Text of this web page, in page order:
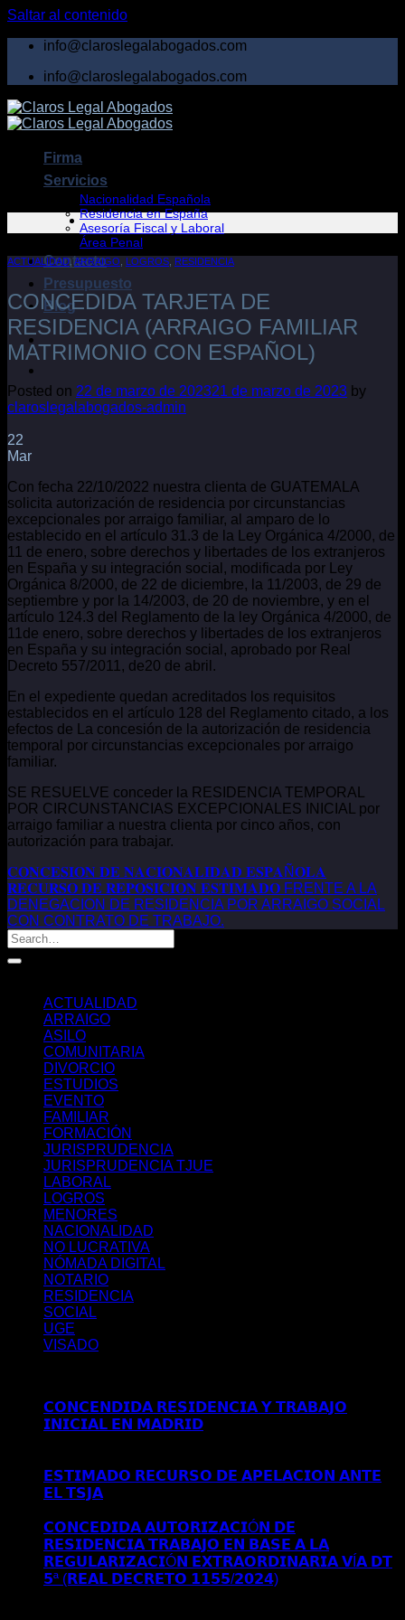
Saltar al contenido
info@claroslegalabogados.com
info@claroslegalabogados.com
Firma
Servicios
Nacionalidad Española
Residencia en España
Asesoría Fiscal y Laboral
Área Penal
Contacto
Presupuesto
Blog
ACTUALIDAD,ARRAIGO LOGROS RESIDENCIA
CONCEDIDA TARJETA DE
RESIDENCIA (ARRAIGO FAMILIAR
MATRIMONIO CON ESPAÑOL)
Posted on 22 de marzo de 202321 de marzo de 2023 by
claroslegalabogados-admin
22
Mar
Con fecha 22/10/2022 nuestra clienta de GUATEMALA
solicita autorización de residencia por circunstancias
excepcionales por arraigo familiar, al amparo de lo
establecido en el artículo 31.3 de la Ley Orgánica 4/2000, de
11 de enero, sobre derechos y libertades de los extranjeros
en España y su integración social, modificada por Ley
Orgánica 8/2000, de 22 de diciembre, la 11/2003, de 29 de
septiembre y por la 14/2003, de 20 de noviembre, y en el
artículo 124.3 del Reglamento de la ley Orgánica 4/2000, de
11de enero, sobre derechos y libertades de los extranjeros
en España y su integración social, aprobado por Real
Decreto 557/2011, de20 de abril.
En el expediente quedan acreditados los requisitos
establecidos en el artículo 128 del Reglamento citado, a los
efectos de La concesión de la autorización de residencia
temporal por circunstancias excepcionales por arraigo
familiar.
SE RESUELVE conceder la RESIDENCIA TEMPORAL
POR CIRCUNSTANCIAS EXCEPCIONALES INICIAL por
arraigo familiar a nuestra clienta por cinco años, con
autorización para trabajar.
𝐂𝐎𝐍𝐂𝐄𝐒𝐈𝐎𝐍 𝐃𝐄 𝐍𝐀𝐂𝐈𝐎𝐍𝐀𝐋𝐈𝐃𝐀𝐃 𝐄𝐒𝐏𝐀Ñ𝐎𝐋𝐀
𝐑𝐄𝐂𝐔𝐑𝐒𝐎 𝐃𝐄 𝐑𝐄𝐏𝐎𝐒𝐈𝐂𝐈𝐎𝐍 𝐄𝐒𝐓𝐈𝐌𝐀𝐃𝐎 FRENTE A LA
DENEGACION DE RESIDENCIA POR ARRAIGO SOCIAL
CON CONTRATO DE TRABAJO.
ACTUALIDAD
ARRAIGO
ASILO
COMUNITARIA
DIVORCIO
ESTUDIOS
EVENTO
FAMILIAR
FORMACIÓN
JURISPRUDENCIA
JURISPRUDENCIA TJUE
LABORAL
LOGROS
MENORES
NACIONALIDAD
NO LUCRATIVA
NÓMADA DIGITAL
NOTARIO
RESIDENCIA
SOCIAL
UGE
VISADO
𝗖𝗢𝗡𝗖𝗘𝗡𝗗𝗜𝗗𝗔 𝗥𝗘𝗦𝗜𝗗𝗘𝗡𝗖𝗜𝗔 𝗬 𝗧𝗥𝗔𝗕𝗔𝗝𝗢
𝗜𝗡𝗜𝗖𝗜𝗔𝗟 𝗘𝗡 𝗠𝗔𝗗𝗥𝗜𝗗
𝗘𝗦𝗧𝗜𝗠𝗔𝗗𝗢 𝗥𝗘𝗖𝗨𝗥𝗦𝗢 𝗗𝗘 𝗔𝗣𝗘𝗟𝗔𝗖𝗜𝗢𝗡 𝗔𝗡𝗧𝗘
𝗘𝗟 𝗧𝗦𝗝𝗔
𝗖𝗢𝗡𝗖𝗘𝗗𝗜𝗗𝗔 𝗔𝗨𝗧𝗢𝗥𝗜𝗭𝗔𝗖𝗜Ó𝗡 𝗗𝗘
𝗥𝗘𝗦𝗜𝗗𝗘𝗡𝗖𝗜𝗔 𝗧𝗥𝗔𝗕𝗔𝗝𝗢 𝗘𝗡 𝗕𝗔𝗦𝗘 𝗔 𝗟𝗔
𝗥𝗘𝗚𝗨𝗟𝗔𝗥𝗜𝗭𝗔𝗖𝗜Ó𝗡 𝗘𝗫𝗧𝗥𝗔𝗢𝗥𝗗𝗜𝗡𝗔𝗥𝗜𝗔 𝗩Í𝗔 𝗗𝗧
𝟱ª (𝗥𝗘𝗔𝗟 𝗗𝗘𝗖𝗥𝗘𝗧𝗢 𝟭𝟭𝟱𝟱/𝟮𝟬𝟮𝟰)